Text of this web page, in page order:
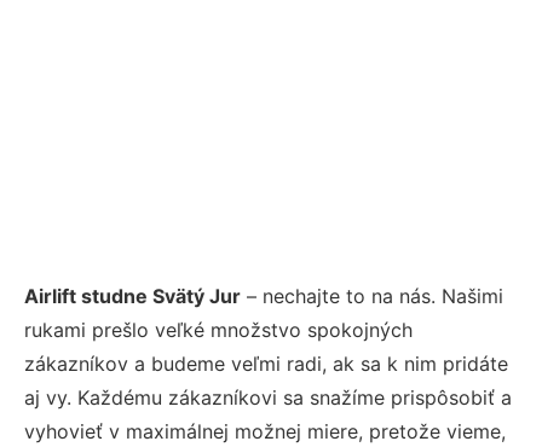
Airlift studne Svätý Jur – nechajte to na nás. Našimi
rukami prešlo veľké množstvo spokojných
zákazníkov a budeme veľmi radi, ak sa k nim pridáte
aj vy. Každému zákazníkovi sa snažíme prispôsobiť a
vyhovieť v maximálnej možnej miere, pretože vieme,